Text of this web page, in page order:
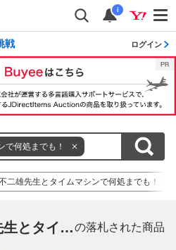
i
戦 ログイン
で何処までも！
二雄先生とタイムマシンで何処までも！
「藤子・f・不二雄先生とタイムマシンで何処までも！」の落札された商品